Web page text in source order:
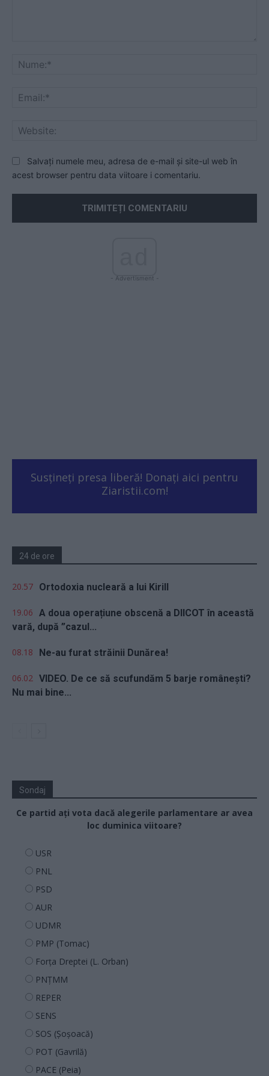
Salvați numele meu, adresa de e-mail și site-ul web în
acest browser pentru data viitoare i comentariu.
- Advertisment -
Susțineți presa liberă! Donați aici pentru
Ziaristii.com!
24 de ore
20.57 Ortodoxia nucleară a lui Kirill
19.06 A doua operațiune obscenă a DIICOT în această
vară, după ”cazul...
08.18 Ne-au furat străinii Dunărea!
06.02 VIDEO. De ce să scufundăm 5 barje românești?
Nu mai bine...
Sondaj
Ce partid ați vota dacă alegerile parlamentare ar avea
loc duminica viitoare?
USR
PNL
PSD
AUR
UDMR
PMP (Tomac)
Forța Dreptei (L. Orban)
PNȚMM
REPER
SENS
SOS (Șoșoacă)
POT (Gavrilă)
PACE (Peia)